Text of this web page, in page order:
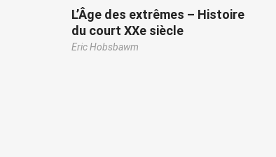
L’Âge des extrêmes – Histoire
du court XXe siècle
Eric Hobsbawm